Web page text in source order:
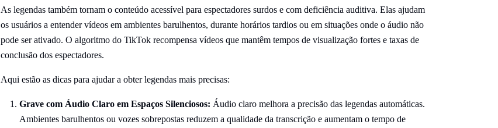
As legendas também tornam o conteúdo acessível para espectadores surdos e com deficiência auditiva. Elas ajudam
os usuários a entender vídeos em ambientes barulhentos, durante horários tardios ou em situações onde o áudio não
pode ser ativado. O algoritmo do TikTok recompensa vídeos que mantêm tempos de visualização fortes e taxas de
conclusão dos espectadores.
Aqui estão as dicas para ajudar a obter legendas mais precisas:
Grave com Áudio Claro em Espaços Silenciosos: Áudio claro melhora a precisão das legendas automáticas.
Ambientes barulhentos ou vozes sobrepostas reduzem a qualidade da transcrição e aumentam o tempo de